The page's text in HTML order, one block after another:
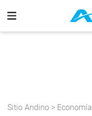
Sitio Andino > Economía